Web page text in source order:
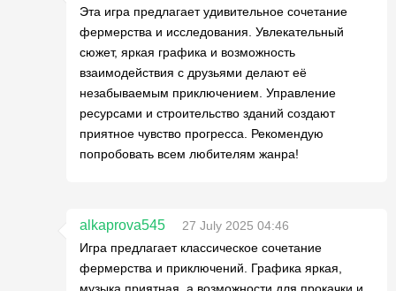
Эта игра предлагает удивительное сочетание
фермерства и исследования. Увлекательный
сюжет, яркая графика и возможность
взаимодействия с друзьями делают её
незабываемым приключением. Управление
ресурсами и строительство зданий создают
приятное чувство прогресса. Рекомендую
попробовать всем любителям жанра!
alkaprova545
27 July 2025 04:46
Игра предлагает классическое сочетание
фермерства и приключений. Графика яркая,